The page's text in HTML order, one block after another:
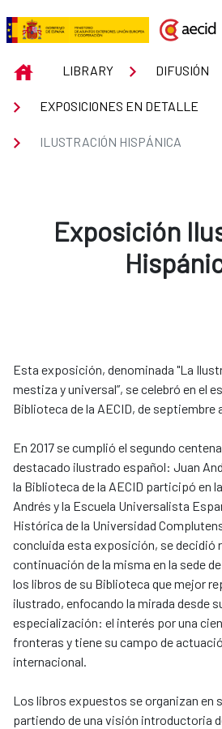
Skip to Main Content
Ilustración Hispánica
INICIOLIBRARY DIFUSIÓN
EXPOSICIONES EN DETALLE
ILUSTRACIÓN HISPÁNICA
Exposición
Esta exposición, denominada "La
mestiza y universal”, se celebró en el
Biblioteca de la AECID, de septiembre
En 2017 se cumplió el segundo
destacado ilustrado español: Juan
la Biblioteca de la AECID participó en
Andrés y la Escuela Universalista
Histórica de la Universidad
concluida esta exposición, se decidió
continuación de la misma en la sede
los libros de su Biblioteca que mejor
ilustrado, enfocando la mirada desde
especialización: el interés por una
fronteras y tiene su campo de
internacional.
Los libros expuestos se organizan en
partiendo de una visión introductoria